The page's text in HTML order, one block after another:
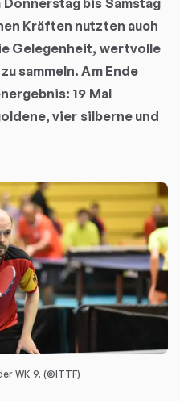
bis Samstag
Kräften nutzten auch
Gelegenheit, wertvolle
sammeln. Am Ende
19 Mal
vier silberne und
WK 9. (©ITTF)